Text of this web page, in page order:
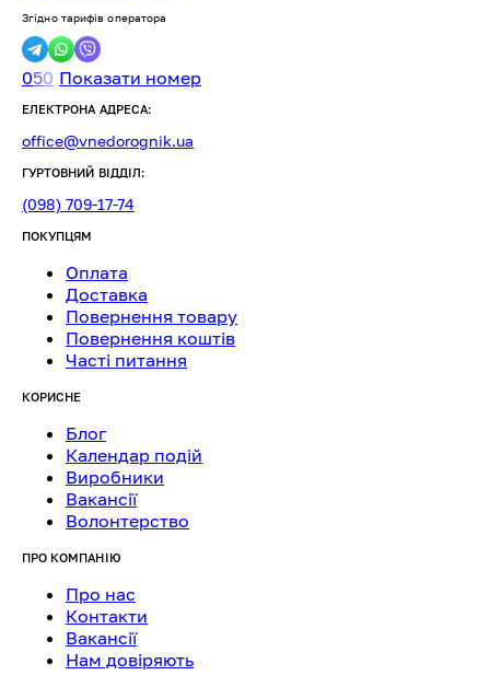
Згідно тарифів оператора
050 Показати номер
ЕЛЕКТРОНА АДРЕСА:
office@vnedorognik.ua
ГУРТОВНИЙ ВІДДІЛ:
(098) 709-17-74
ПОКУПЦЯМ
Оплата
Доставка
Повернення товару
Повернення коштів
Часті питання
КОРИСНЕ
Блог
Календар подій
Виробники
Вакансії
Волонтерство
ПРО КОМПАНІЮ
Про нас
Контакти
Вакансії
Нам довіряють